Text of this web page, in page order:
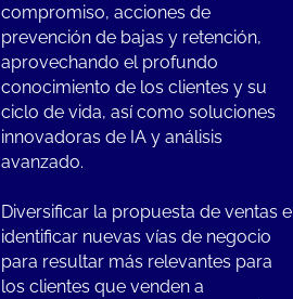
compromiso, acciones de
prevención de bajas y retención,
aprovechando el profundo
conocimiento de los clientes y su
ciclo de vida, así como soluciones
innovadoras de IA y análisis
avanzado.
Diversificar la propuesta de ventas e
identificar nuevas vías de negocio
para resultar más relevantes para
los clientes que venden a